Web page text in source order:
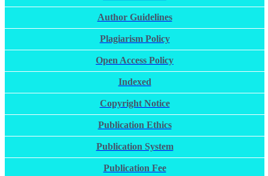
Author Guidelines
Plagiarism Policy
Open Access Policy
Indexed
Copyright Notice
Publication Ethics
Publication System
Publication Fee